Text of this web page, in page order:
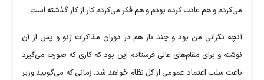
می‌کردم و هم عادت کرده بودم و هم فکر می‌کردم کار از کار گذشته است.
آنچه نگرانی من بود و چند بار هم در دوران مذاکرات ژنو و پس از آن
نوشته و برای مقام‌های عالی فرستادم این بود که کاری که صورت می‌گیرد
باعث سلب اعتماد عمومی از کل نظام خواهد شد. زمانی که می‌گویید وزیر